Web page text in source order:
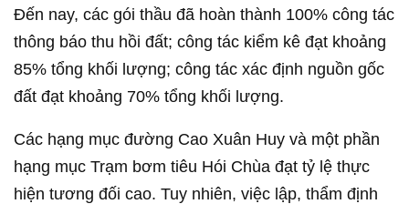
Đến nay, các gói thầu đã hoàn thành 100% công tác
thông báo thu hồi đất; công tác kiểm kê đạt khoảng
85% tổng khối lượng; công tác xác định nguồn gốc
đất đạt khoảng 70% tổng khối lượng.
Các hạng mục đường Cao Xuân Huy và một phần
hạng mục Trạm bơm tiêu Hói Chùa đạt tỷ lệ thực
hiện tương đối cao. Tuy nhiên, việc lập, thẩm định